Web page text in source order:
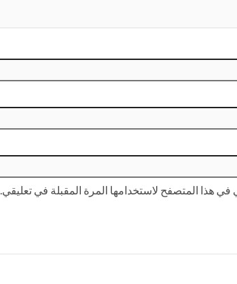
هذا المتصفح لاستخدامها المرة المقبلة في تعليقي.